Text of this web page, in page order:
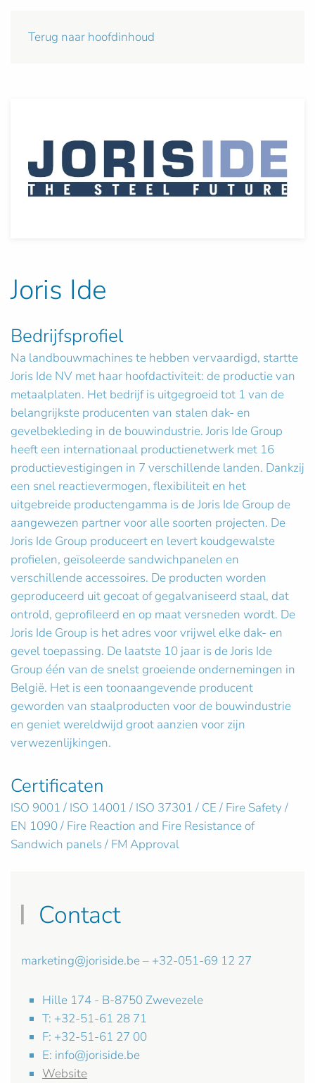
Terug naar hoofdinhoud
Joris Ide
Bedrijfsprofiel
Na landbouwmachines te hebben vervaardigd, startte
Joris Ide NV met haar hoofdactiviteit: de productie van
metaalplaten. Het bedrijf is uitgegroeid tot 1 van de
belangrijkste producenten van stalen dak- en
gevelbekleding in de bouwindustrie. Joris Ide Group
heeft een internationaal productienetwerk met 16
productievestigingen in 7 verschillende landen. Dankzij
een snel reactievermogen, flexibiliteit en het
uitgebreide productengamma is de Joris Ide Group de
aangewezen partner voor alle soorten projecten. De
Joris Ide Group produceert en levert koudgewalste
profielen, geïsoleerde sandwichpanelen en
verschillende accessoires. De producten worden
geproduceerd uit gecoat of gegalvaniseerd staal, dat
ontrold, geprofileerd en op maat versneden wordt. De
Joris Ide Group is het adres voor vrijwel elke dak- en
gevel toepassing. De laatste 10 jaar is de Joris Ide
Group één van de snelst groeiende ondernemingen in
België. Het is een toonaangevende producent
geworden van staalproducten voor de bouwindustrie
en geniet wereldwijd groot aanzien voor zijn
verwezenlijkingen.
Certificaten
ISO 9001 / ISO 14001 / ISO 37301 / CE / Fire Safety /
EN 1090 / Fire Reaction and Fire Resistance of
Sandwich panels / FM Approval
Contact
marketing@joriside.be– +32-051-69 12 27
Hille 174 - B-8750 Zwevezele
T: +32-51-61 28 71
F: +32-51-61 27 00
E: info@joriside.be
Website